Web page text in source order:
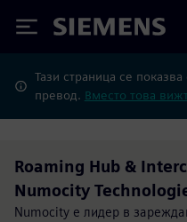
Siemens
Тази страница се
превод. Вместо това
Roaming Hub &
Numocity
Numocity е лидер в